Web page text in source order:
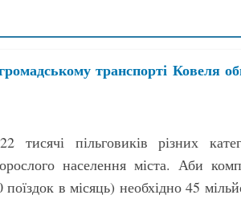
транспорті Ковеля
тисячі пільговиків різних
населення міста. Аби
поїздок в місяць) необхідно 45